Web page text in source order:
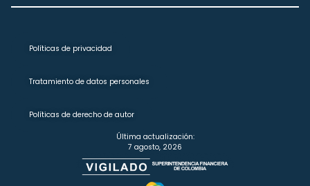
Políticas de privacidad
Tratamiento de datos personales
Políticas de derecho de autor
Última actualización:
7 agosto, 2026